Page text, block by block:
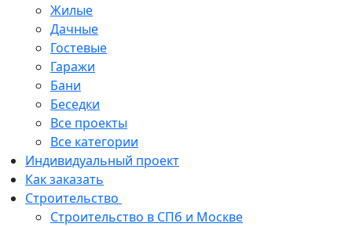
Жилые
Дачные
Гостевые
Гаражи
Бани
Беседки
Все проекты
Все категории
Индивидуальный проект
Как заказать
Строительство
Строительство в СПб и Москве